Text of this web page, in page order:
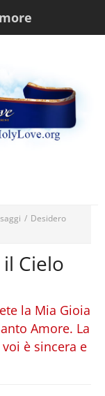
/ Desidero
Cielo
la Mia Gioia
Amore. La
è sincera e